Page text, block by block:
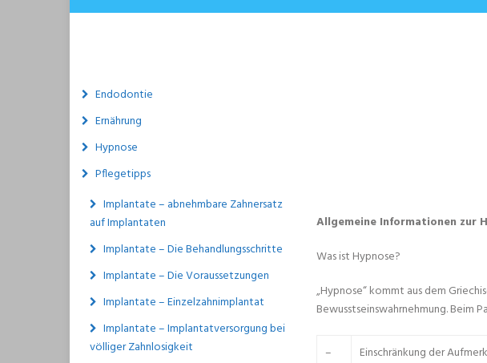
Allgemeine Informationen zur
Was ist Hypnose?
„Hypnose“ kommt aus dem
Bewusstseinswahrnehmung. Beim
–
Einschränkung der
Endodontie
Ernährung
Hypnose
Pflegetipps
Implantate – abnehmbare Zahnersatz
auf Implantaten
Implantate – Die Behandlungsschritte
Implantate – Die Voraussetzungen
Implantate – Einzelzahnimplantat
Implantate – Implantatversorgung bei
völliger Zahnlosigkeit